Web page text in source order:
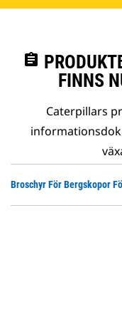
assignment
FINNS
Caterpillars
Broschyr För Bergskopor